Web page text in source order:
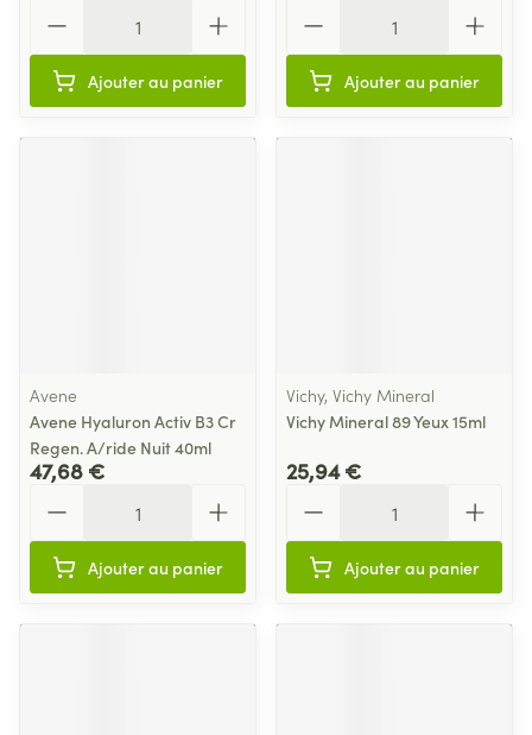
Ajouter au panier Ajouter au panier
Avene
Avene Hyaluron Activ B3 Cr
Regen. A/ride Nuit 40ml
47,68 €
Ajouter au panier
Vichy, Vichy Mineral
Vichy Mineral 89 Yeux 15ml
25,94 €
Ajouter au panier